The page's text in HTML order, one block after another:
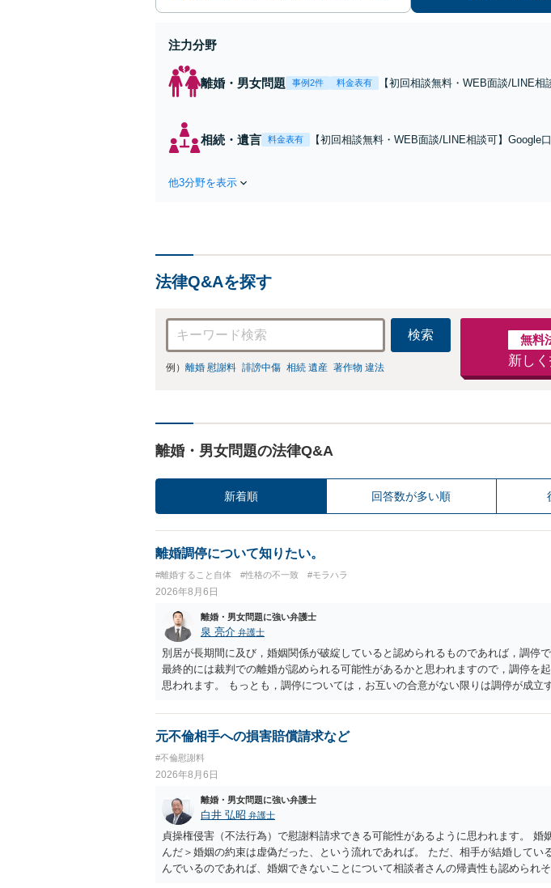
注力分野
離婚・男女問題 事例2件 料金表有
【初回相談無料・WEB面談/LINE相
ない」解決を【夜間休日対応】
相続・遺言 料金表有
【初回相談無料・WEB面談/LINE相談可】Google
他3分野を表示
法律Q&Aを探す
検索
例） 離婚 慰謝料 誹謗中傷 相続 遺産 著作物 違法
無料
新し
離婚・男女問題の法律Q&A
新着順 回答数が多い順
離婚調停について知りたい。
#離婚すること自体 #性格の不一致 #モラハラ
2026年8月6日
離婚・男女問題に強い弁護士
泉 亮介 弁護士
別居が長期間に及び，婚姻関係が破綻していると認められるものであれば，調停
最終的には裁判での離婚が認められる可能性があるかと思われますので，調停を
思われます。 もっとも，調停については，お互いの合意がない限りは調停が成立
の離婚に固執しないかいずれかの対応は必要となるかと思われます。 お一人で対
ありますので弁護士を立てることを検討されると良いかと思われます。
元不倫相手への損害賠償請求など
#不倫慰謝料
2026年8月6日
離婚・男女問題に強い弁護士
白井 弘昭 弁護士
貞操権侵害（不法行為）で慰謝料請求できる可能性があるように思われます。 婚
んだ＞婚姻の約束は虚偽だった、という流れであれば。 ただ、相手が結婚してい
んでいるのであれば、婚姻できないことについて相談者さんの帰責性も認められ